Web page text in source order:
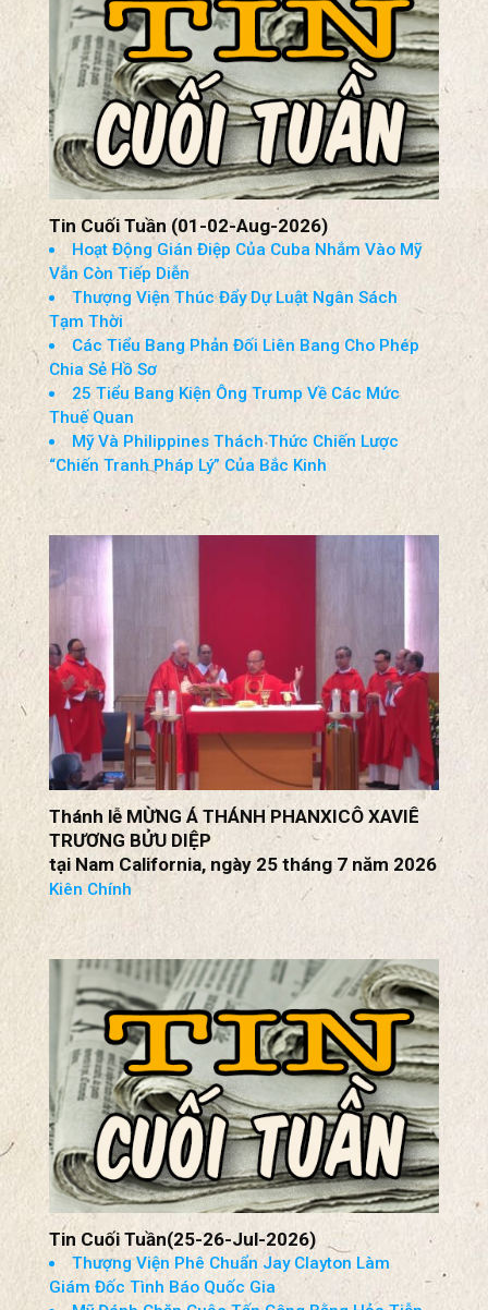
TIN TỨC TỔNG HỢP VIEW ALL
Tin Cuối Tuần (01-02-Aug-2026)
Hoạt Động Gián Điệp Của Cuba Nhắm Vào Mỹ
Vẫn Còn Tiếp Diễn
Thượng Viện Thúc Đẩy Dự Luật Ngân Sách
Tạm Thời
Các Tiểu Bang Phản Đối Liên Bang Cho Phép
Chia Sẻ Hồ Sơ
25 Tiểu Bang Kiện Ông Trump Về Các Mức
Thuế Quan
“Chiến Tranh Pháp Lý” Của Bắc Kinh
Thánh lễ MỪNG Á THÁNH PHANXICÔ XAVIÊ
TRƯƠNG BỬU DIỆP
tại Nam California, ngày 25 tháng 7 năm 2026
Kiên Chính